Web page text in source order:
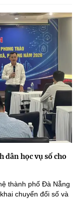
dân học vụ số cho
thành phố Đà Nẵng
chuyển đổi số và